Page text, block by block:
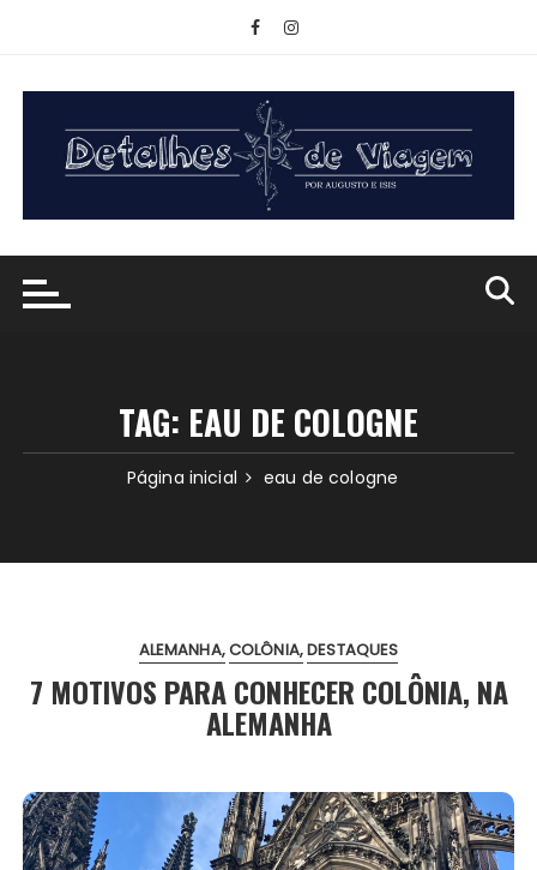
conteúdo
TAG: EAU DE COLOGNE
Página inicial eau de cologne
ALEMANHA COLÔNIA DESTAQUES
7 MOTIVOS PARA CONHECER COLÔNIA, NA
ALEMANHA